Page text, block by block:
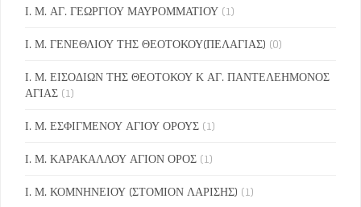
Ι. Μ. ΑΓ. ΓΕΩΡΓΙΟΥ ΜΑΥΡΟΜΜΑΤΙΟΥ (1)
Ι. Μ. ΓΕΝΕΘΛΙΟΥ ΤΗΣ ΘΕΟΤΟΚΟΥ(ΠΕΛΑΓΙΑΣ) (0)
Ι. Μ. ΕΙΣΟΔΙΩΝ ΤΗΣ ΘΕΟΤΟΚΟΥ Κ ΑΓ. ΠΑΝΤΕΛΕΗΜΟΝΟΣ
ΑΓΙΑΣ (1)
Ι. Μ. ΕΣΦΙΓΜΕΝΟΥ ΑΓΙΟΥ ΟΡΟΥΣ (1)
Ι. Μ. ΚΑΡΑΚΑΛΛΟΥ ΑΓΙΟΝ ΟΡΟΣ (1)
Ι. Μ. ΚΟΜΝΗΝΕΙΟΥ (ΣΤΟΜΙΟΝ ΛΑΡΙΣΗΣ) (1)